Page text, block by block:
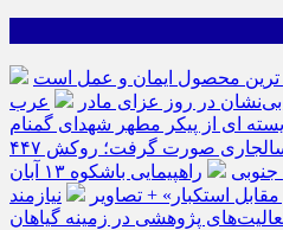
ترین محصول ایمان و عمل است
بی‌نشان در روز عزای مادر
عرب
ای از پیکر مطهر شهدای گمنام
ازابتدای سالجاری صورت گرفت؛ روکش ۴۴۷
راهپیمایی باشکوه ۱۳ آبان
استکبار» + تصاویر
نیازمند
پژوهشی در زمینه گیاهان